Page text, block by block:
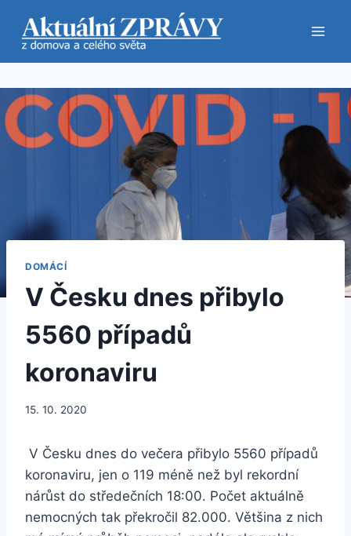
obsah
DOMÁCÍ
V Česku dnes přibylo
5560 případů
koronaviru
15. 10. 2020
V Česku dnes do večera přibylo 5560 případů
koronaviru, jen o 119 méně než byl rekordní
nárůst do středečních 18:00. Počet aktuálně
nemocných tak překročil 82.000. Většina z nich